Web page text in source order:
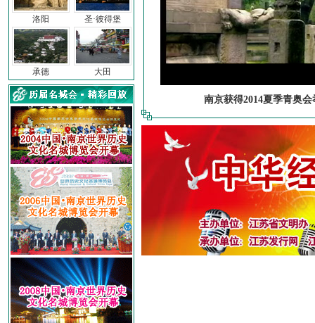
洛阳
承德
圣·彼得堡
大田
南京获得2014夏季青奥会